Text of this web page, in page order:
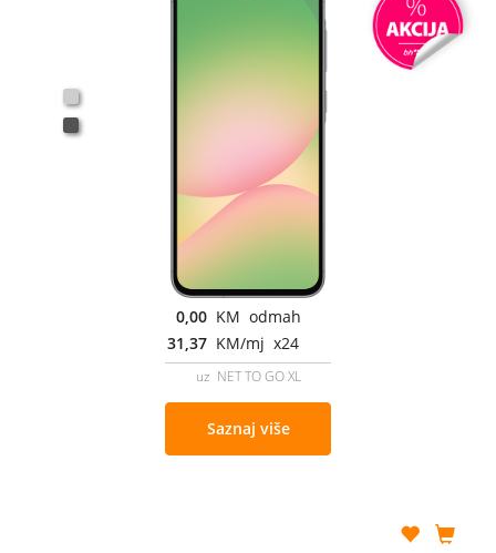
0,00 KM odmah
31,37 KM/mj x24
uz NET TO GO XL
Saznaj više